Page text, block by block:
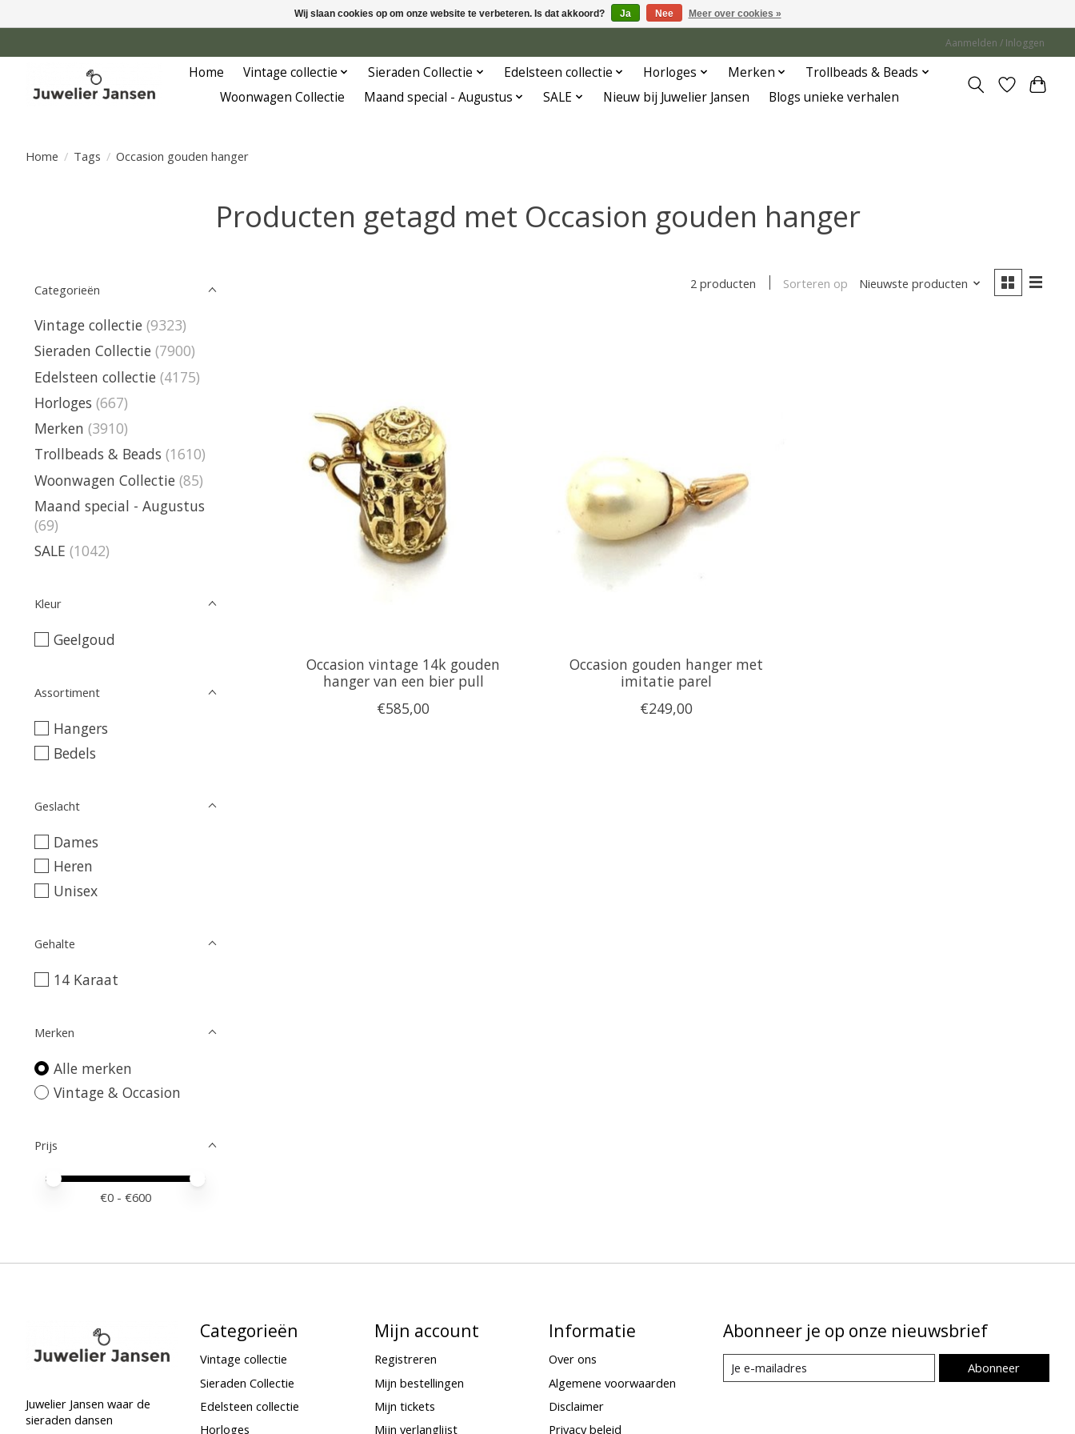
Aanmelden / Inloggen
Home Vintage collectie Sieraden Collectie Edelsteen collectie Horloges Merken
Trollbeads & Beads
Woonwagen Collectie
Maand special - Augustus SALE Nieuw bij Juwelier Jansen Blogs unieke verhalen
Home / Tags / Occasion gouden hanger
Producten getagd met Occasion gouden hanger
Categorieën
Vintage collectie (9323)
Sieraden Collectie (7900)
Edelsteen collectie (4175)
Horloges (667)
Merken (3910)
Trollbeads & Beads (1610)
Woonwagen Collectie (85)
Maand special - Augustus
(69)
SALE (1042)
Kleur
Geelgoud
Assortiment
Hangers
Bedels
Geslacht
Dames
Heren
Unisex
Gehalte
14 Karaat
Merken
Alle merken
Vintage & Occasion
Prijs
Minimale prijswaarde
Price maximum value
€0 - €600
2 producten Sorteren op Nieuwste producten
Occasion vintage 14k gouden
hanger van een bier pull
€585,00
Occasion gouden hanger met
imitatie parel
€249,00
Juwelier Jansen waar de
sieraden dansen
Categorieën
Vintage collectie
Sieraden Collectie
Edelsteen collectie
Horloges
Mijn account
Registreren
Mijn bestellingen
Mijn tickets
Mijn verlanglijst
Informatie
Over ons
Algemene voorwaarden
Disclaimer
Privacy beleid
Abonneer je op onze nieuwsbrief
Abonneer
Wij slaan cookies op om onze website te verbeteren. Is dat akkoord? Ja Nee Meer over cookies »